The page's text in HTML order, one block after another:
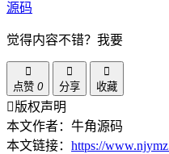
源码
觉得内容不错？我要
点赞 0 分享 收藏
版权声明
本文作者：牛角源码
本文链接： https://